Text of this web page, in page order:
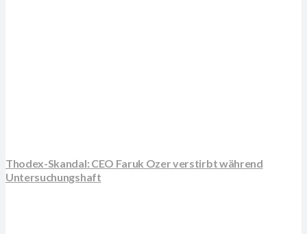
Thodex-Skandal: CEO Faruk Ozer verstirbt während
Untersuchungshaft